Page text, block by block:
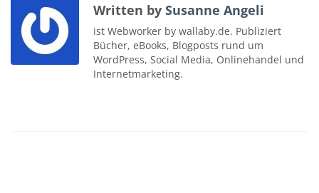
Written by Susanne Angeli
ist Webworker by wallaby.de. Publiziert
Bücher, eBooks, Blogposts rund um
WordPress, Social Media, Onlinehandel und
Internetmarketing.